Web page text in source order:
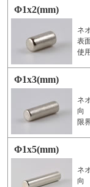
Φ1x2(mm)
ネ
表
使
Φ1x3(mm)
ネ
向
限
Φ1x5(mm)
ネ
向